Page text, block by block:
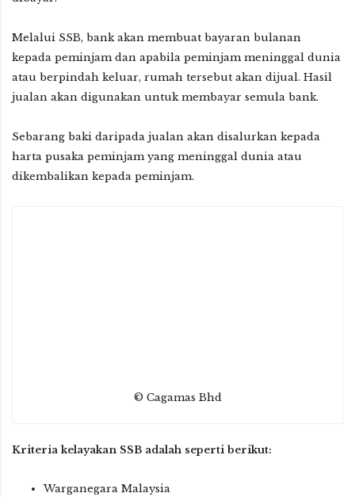
Melalui SSB, bank akan membuat bayaran bulanan
kepada peminjam dan apabila peminjam meninggal dunia
atau berpindah keluar, rumah tersebut akan dijual. Hasil
jualan akan digunakan untuk membayar semula bank.
Sebarang baki daripada jualan akan disalurkan kepada
harta pusaka peminjam yang meninggal dunia atau
dikembalikan kepada peminjam.
© Cagamas Bhd
Kriteria kelayakan SSB adalah seperti berikut:
Warganegara Malaysia